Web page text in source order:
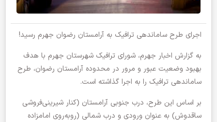
اجرای طرح ساماندهی ترافیک به آرامستان رضوان جهرم رسید!
به گزارش اخبار جهرم، شورای ترافیک شهرستان جهرم با هدف
بهبود وضعیت عبور و مرور در محدوده آرامستان رضوان، طرح
ساماندهی ترافیک را به اجرا گذاشته است.
بر اساس این طرح، درب جنوبی آرامستان (کنار شیرینی‌فروشی
ساقدوش) به عنوان ورودی و درب شمالی (روبه‌روی امامزاده